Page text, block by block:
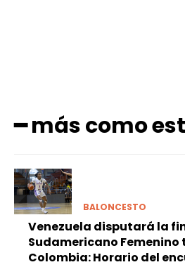
━ más como
BALONCESTO
Venezuela disputará la
Sudamericano Femenino
Colombia: Horario del